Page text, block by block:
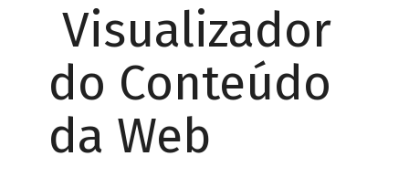
Visualizador
do Conteúdo
da Web